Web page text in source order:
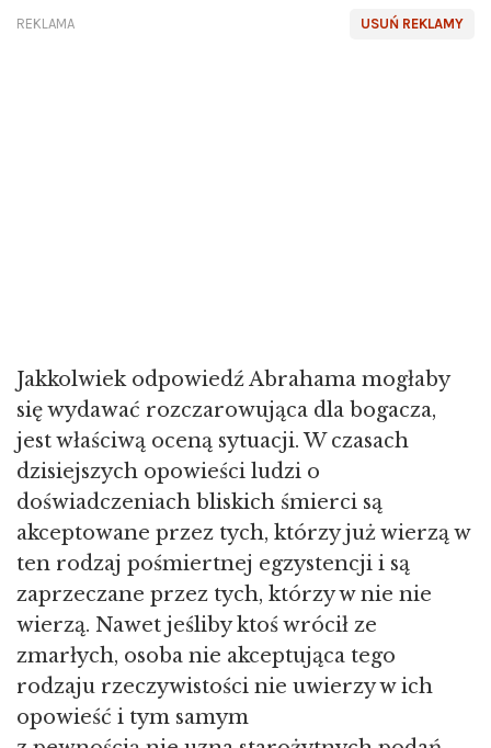
USUŃ REKLAMY
REKLAMA
Jakkolwiek odpowiedź Abrahama mogłaby
się wydawać rozczarowująca dla bogacza,
jest właściwą oceną sytuacji. W czasach
dzisiejszych opowieści ludzi o
doświadczeniach bliskich śmierci są
akceptowane przez tych, którzy już wierzą w
ten rodzaj pośmiertnej egzystencji i są
zaprzeczane przez tych, którzy w nie nie
wierzą. Nawet jeśliby ktoś wrócił ze
zmarłych, osoba nie akceptująca tego
rodzaju rzeczywistości nie uwierzy w ich
opowieść i tym samym